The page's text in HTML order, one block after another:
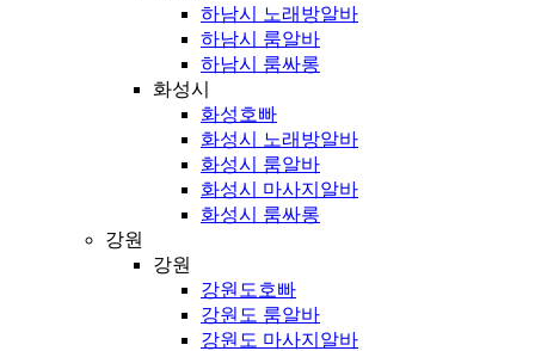
하남시 노래방알바
하남시 룸알바
하남시 룸싸롱
화성시
화성호빠
화성시 노래방알바
화성시 룸알바
화성시 마사지알바
화성시 룸싸롱
강원
강원
강원도호빠
강원도 룸알바
강원도 마사지알바